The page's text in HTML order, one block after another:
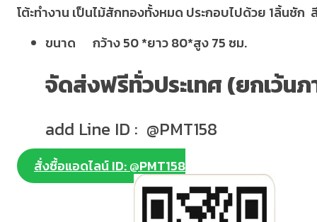
โต้ะทำงาน เป็นไม้สักทองทั้งหมด ประกอบไปด้วย 1ลิ้นชั
ขนาด กว้าง 50 *ยาว 80*สูง 75 ซม.
จัดส่งฟรีทั่วประเทศ (ยกเว้นภ
add Line ID : @PMT158
สั่งซื้อแอดไลน์ ID: @PMT158